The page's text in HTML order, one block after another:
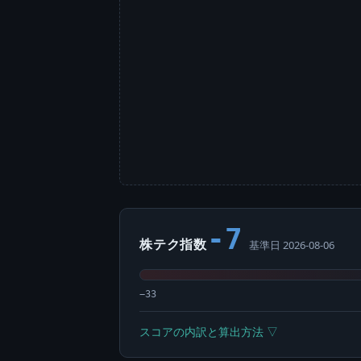
株テク指数 -7 基準日 2026-08-06
−33
スコアの内訳と算出方法 ▽